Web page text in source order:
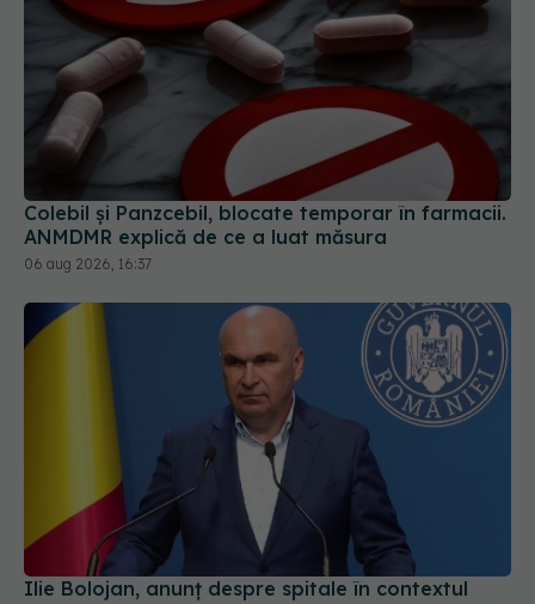
Colebil și Panzcebil, blocate temporar în farmacii.
ANMDMR explică de ce a luat măsura
06 aug 2026, 16:37
Ilie Bolojan, anunț despre spitale în contextul
crizei energetice
06 aug 2026, 15:24